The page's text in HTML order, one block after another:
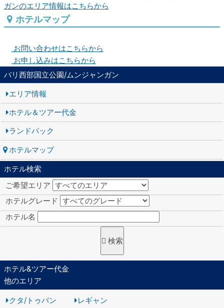
ガンのエリア情報はこちらから
ホテルマップ
お問い合わせはこちらから
お申し込みはこちらから
バリ西部国立公園/ムンジャンガン
エリア情報
ホテル＆ツアー代金
ランドパック
ホテルマップ
ホテル検索
ご希望エリア
ホテルグレード
ホテル名
ホテル&ツアー代金
他のエリア
クタ/トゥバン
レギャン